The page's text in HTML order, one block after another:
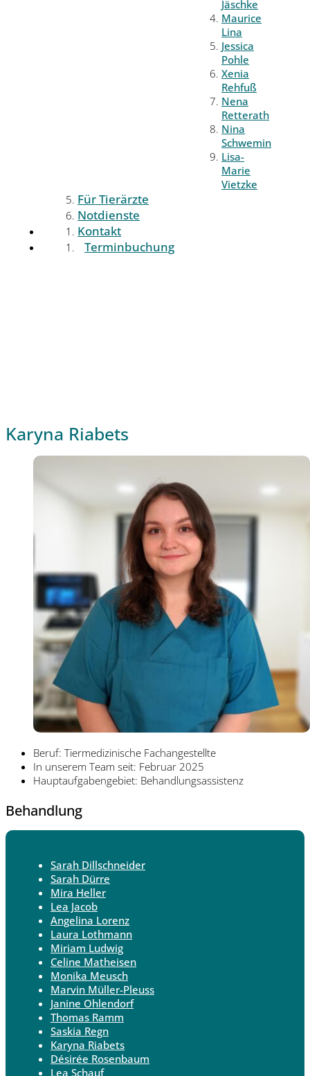
Jäschke
Maurice
Lina
Jessica
Pohle
Xenia
Rehfuß
Nena
Retterath
Nina
Schwemin
Lisa-
Marie
Vietzke
Für Tierärzte
Notdienste
Kontakt
Terminbuchung
Karyna Riabets
Beruf: Tiermedizinische Fachangestellte
In unserem Team seit: Februar 2025
Hauptaufgabengebiet: Behandlungsassistenz
Behandlung
Sarah Dillschneider
Sarah Dürre
Mira Heller
Lea Jacob
Angelina Lorenz
Laura Lothmann
Miriam Ludwig
Celine Matheisen
Monika Meusch
Marvin Müller-Pleuss
Janine Ohlendorf
Thomas Ramm
Saskia Regn
Karyna Riabets
Désirée Rosenbaum
Lea Schauf